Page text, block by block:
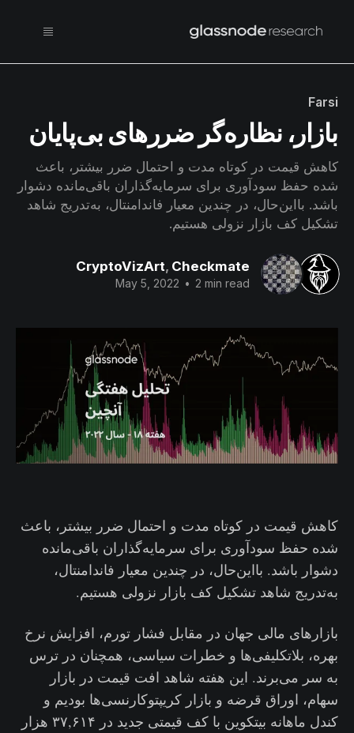
Farsi
بازار، نظاره‌گر ضررهای بی‌پایان
کاهش قیمت در کوتاه‌ مدت و احتمال ضرر بیشتر، باعث
شده حفظ سودآوری برای سرمایه‌گذاران باقی‌مانده دشوار
باشد. بااین‌حال، در چندین معیار فاندامنتال، به‌تدریج شاهد
تشکیل کف بازار نزولی هستیم.
CryptoVizArt, Checkmate
May 5, 2022 • 2 min read
کاهش قیمت در کوتاه‌ مدت و احتمال ضرر بیشتر، باعث
شده حفظ سودآوری برای سرمایه‌گذاران باقی‌مانده
دشوار باشد. بااین‌حال، در چندین معیار فاندامنتال،
به‌تدریج شاهد تشکیل کف بازار نزولی هستیم.
بازارهای مالی جهان در مقابل فشار تورم، افزایش نرخ
بهره، بلاتکلیفی‌ها و خطرات سیاسی، همچنان در ترس
به سر می‌برند. این هفته شاهد افت قیمت در بازار
سهام، اوراق قرضه و بازار کریپتوکارنسی‌ها بودیم و
کندل ماهانه بیتکوین با کف قیمتی جدید در ۳۷,۶۱۴ هزار